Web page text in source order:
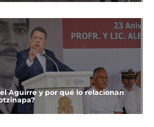
Aguirre y por qué lo relacionan